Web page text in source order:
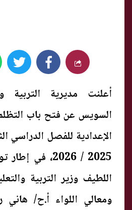
أعلنت مديرية التربية
السويس عن فتح باب
الإعدادية للفصل الدراسي
2025 / 2026، في
اللطيف وزير التربية
ومعالي اللواء أ.ح/